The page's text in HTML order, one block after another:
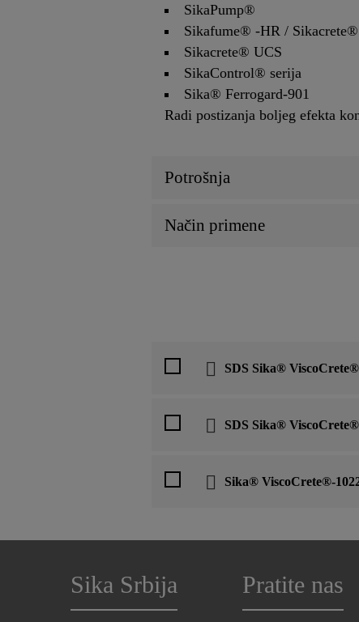
SikaPump®
Sikafume® -HR /
Sikacrete® UCS
SikaControl® serija
Sika® Ferrogard-901
Radi postizanja boljeg efekta
Potrošnja
Način primene
SDS Sika®
SDS Sika®
Sika® ViscoCrete®-
Sika Srbija Pratite nas